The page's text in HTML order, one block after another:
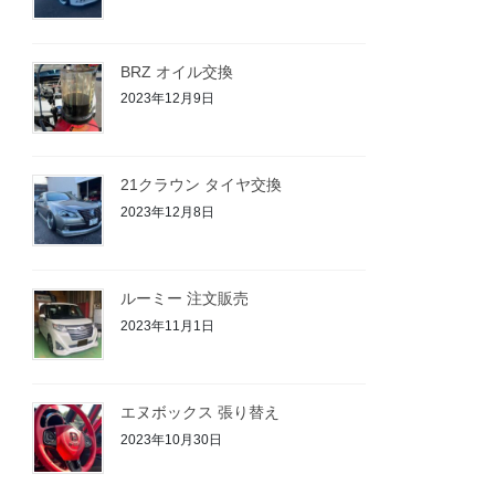
BRZ オイル交換
2023年12月9日
21クラウン タイヤ交換
2023年12月8日
ルーミー 注文販売
2023年11月1日
エヌボックス 張り替え
2023年10月30日